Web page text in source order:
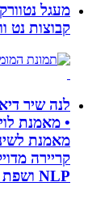
מעגל נטוורקינג
קבוצות נט
לנה שיר דיאמנת
• מאמנת
מאמנת לשינוי
קריירה מדויקת